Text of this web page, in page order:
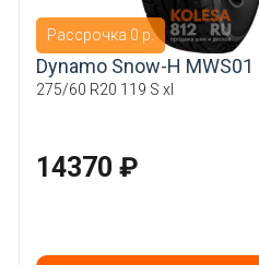
Рассрочка 0 р.
Dynamo Snow-H MWS01
275/60 R20 119 S xl
14370 ₽